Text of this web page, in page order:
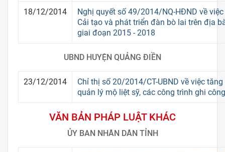
18/12/2014
Nghị quyết số 49/2014/NQ-HĐND về
Cải tạo và phát triển đàn bò lai trên địa
giai đoạn 2015 - 2018
UBND HUYỆN QUẢNG ĐIỀN
23/12/2014
Chỉ thị số 20/2014/CT-UBND về việc
quản lý mộ liệt sỹ, các công trình ghi
VĂN BẢN PHÁP LUẬT KHÁC
ỦY BAN NHÂN DÂN TỈNH